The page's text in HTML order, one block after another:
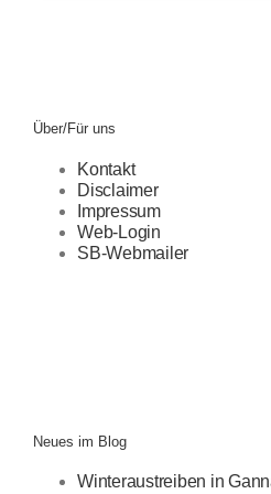
Über/Für uns
Kontakt
Disclaimer
Impressum
Web-Login
SB-Webmailer
Neues im Blog
Winteraustreiben in